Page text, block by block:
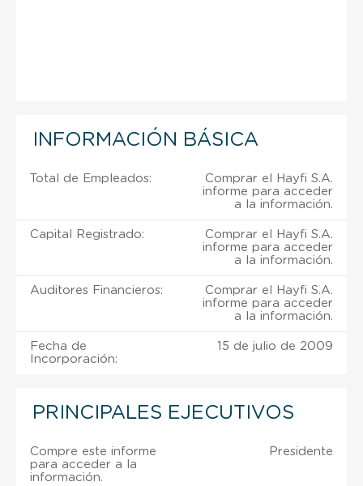
INFORMACIÓN BÁSICA
Total de Empleados:
Comprar el Hayfi S.A.
informe para acceder
a la información.
Capital Registrado:
Comprar el Hayfi S.A.
informe para acceder
a la información.
Auditores Financieros:
Comprar el Hayfi S.A.
informe para acceder
a la información.
Fecha de
Incorporación:
15 de julio de 2009
PRINCIPALES EJECUTIVOS
Compre este informe
para acceder a la
información.
Presidente